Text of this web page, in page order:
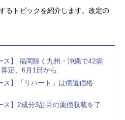
るトピックを紹介します。改定の
ス】 福岡除く九州・沖縄で42病
定、6月1日から
ス】「リハート」は償還価格
ス】2成分3品目の薬価収載を了